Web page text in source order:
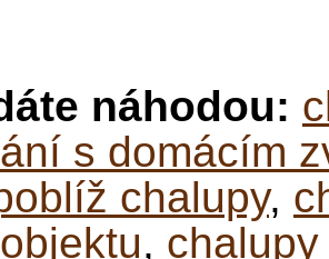
náhodou:
s domácím
chalupy,
,